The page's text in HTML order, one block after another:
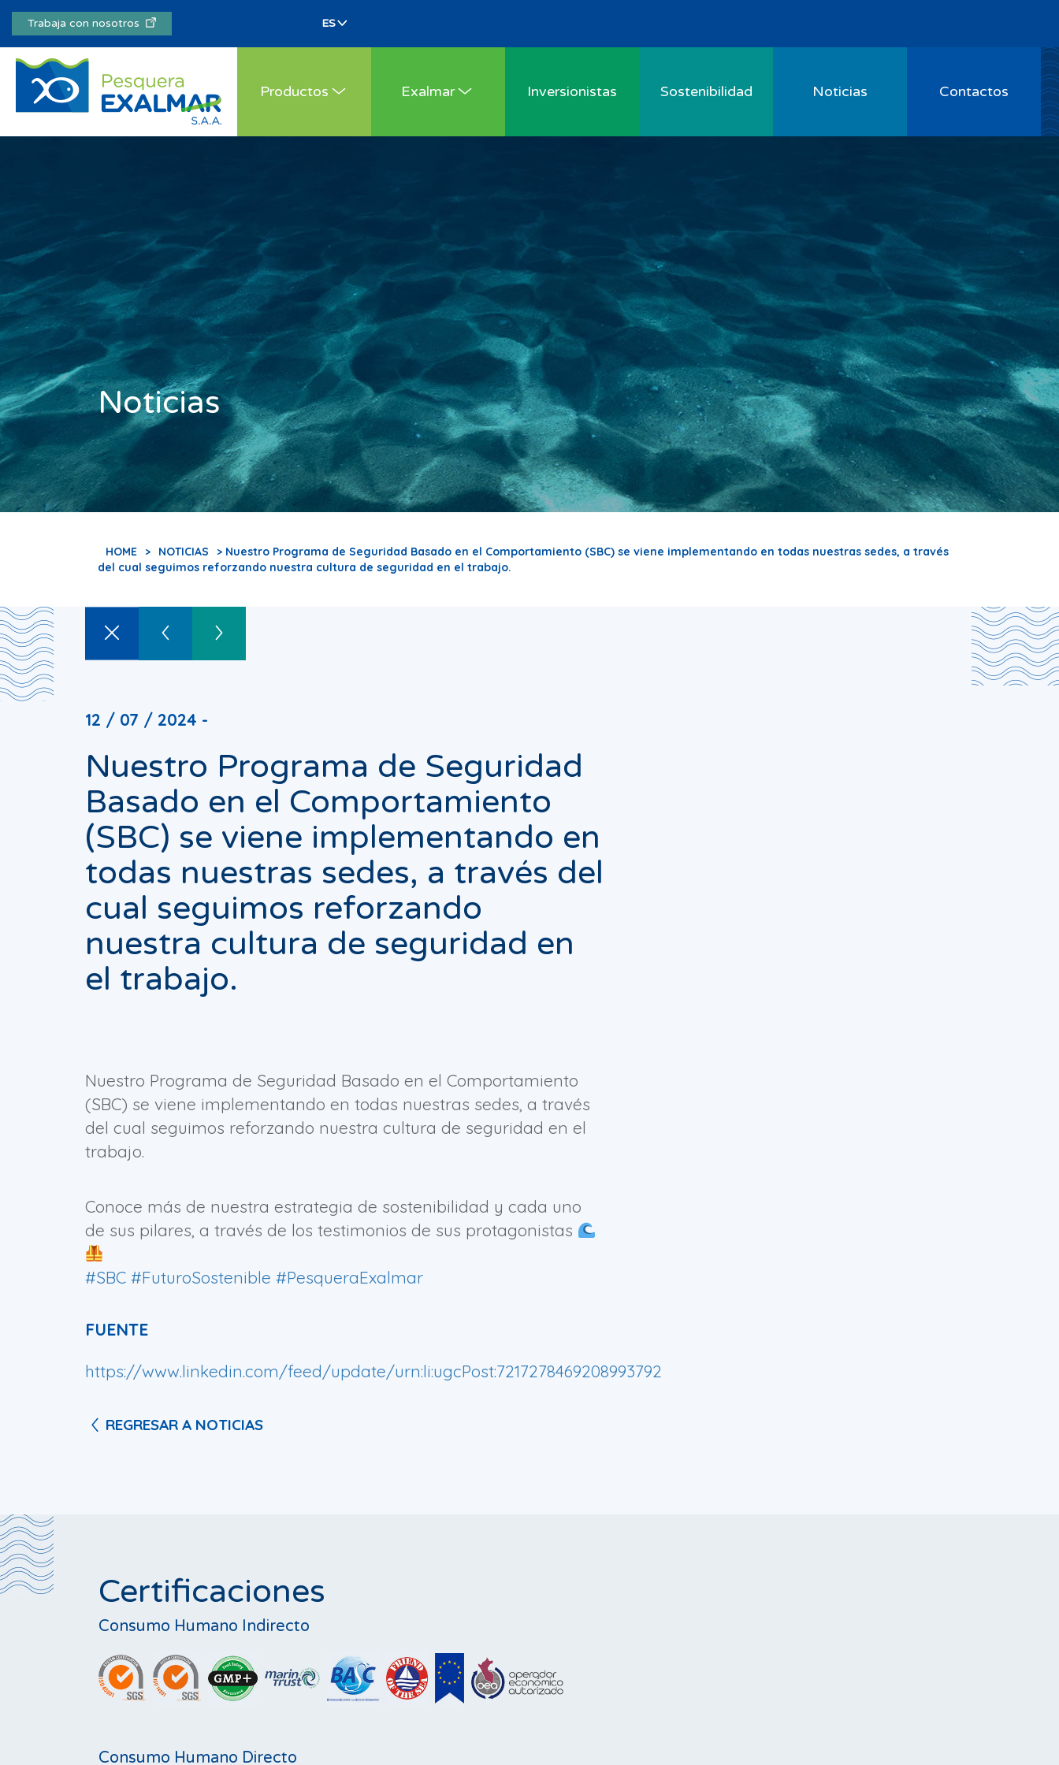
Trabaja con nosotros
Productos Exalmar Inversionistas Sostenibilidad Noticias Contactos
Noticias
HOME > NOTICIAS
> Nuestro Programa de Seguridad Basado en el Comportamiento (SBC) se viene implementando en todas nuestras sedes, a través
del cual seguimos reforzando nuestra cultura de seguridad en el trabajo.
12 / 07 / 2024 -
Nuestro Programa de Seguridad
Basado en el Comportamiento
(SBC) se viene implementando en
todas nuestras sedes, a través del
cual seguimos reforzando
nuestra cultura de seguridad en
el trabajo.
Nuestro Programa de Seguridad Basado en el Comportamiento
(SBC) se viene implementando en todas nuestras sedes, a través
del cual seguimos reforzando nuestra cultura de seguridad en el
trabajo.
Conoce más de nuestra estrategia de sostenibilidad y cada uno
de sus pilares, a través de los testimonios de sus protagonistas
#SBC #FuturoSostenible #PesqueraExalmar
FUENTE
https://www.linkedin.com/feed/update/urn:li:ugcPost:7217278469208993792
REGRESAR A NOTICIAS
Certificaciones
Consumo Humano Indirecto
Consumo Humano Directo